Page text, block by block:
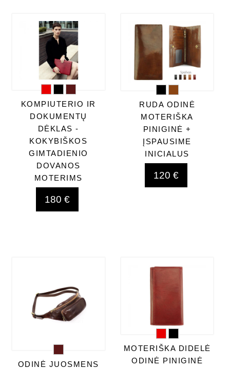
KOMPIUTERIO IR
DOKUMENTŲ
DĖKLAS -
KOKYBIŠKOS
GIMTADIENIO
DOVANOS
MOTERIMS
180 €
RUDA ODINĖ
MOTERIŠKA
PINIGINĖ +
ĮSPAUSIME
INICIALUS
120 €
ODINĖ JUOSMENS
MOTERIŠKA DIDELĖ
ODINĖ PINIGINĖ